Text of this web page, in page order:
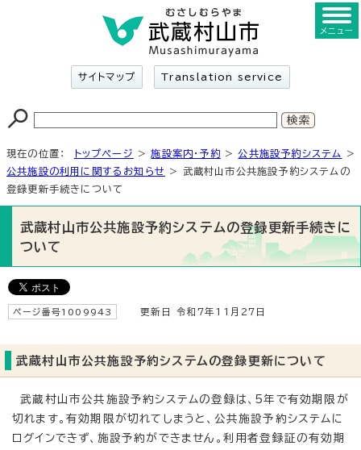
サイトマップ Translation service
メニュー
現在の位置： トップページ >施設案内・予約 >公共施設予約システム
>
公共施設の利用に関するお知らせ
> 武蔵村山市公共施設予約システムの
登録更新手続きについて
武蔵村山市公共施設予約システムの登録更新手続きに
ついて
ページ番号1009943 更新日 令和7年11月27日
武蔵村山市公共施設予約システムの登録更新について
武蔵村山市公共施設予約システムの登録は、5年で有効期限が
切れます。有効期限が切れてしまうと、公共施設予約システムに
ログインできず、施設予約ができません。利用者登録証の有効期